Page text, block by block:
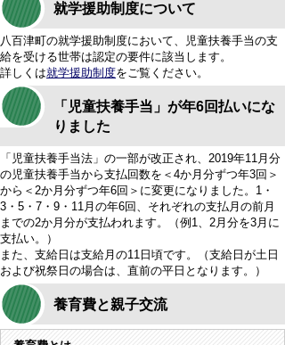
就学援助制度について
八百津町の就学援助制度において、児童扶養手当の支
給を受ける世帯は認定の要件に該当します。
詳しくは就学援助制度をご覧ください。
「児童扶養手当」が年6回払いにな
りました
「児童扶養手当法」の一部が改正され、2019年11月分
の児童扶養手当から支払回数を＜4か月分ずつ年3回＞
から＜2か月分ずつ年6回＞に変更になりました。1・
3・5・7・9・11月の年6回、それぞれの支払月の前月
までの2か月分が支払われます。（例1、2月分を3月に
支払い。）
また、支給日は支給月の11日頃です。（支給日が土日
および祝祭日の場合は、直前の平日となります。）
養育費と親子交流